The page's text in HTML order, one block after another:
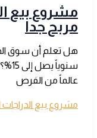
مشروع بيع
مربح جدا
هل تعلم أن سوق
عالماً من الفرص
مشروع بيع الدراجات